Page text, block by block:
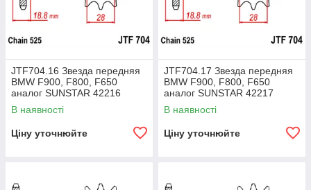
JTF704.16 Звезда передняя
BMW F900, F800, F650
аналог SUNSTAR 42216
В наявності
Ціну уточнюйте
JTF704.17 Звезда передняя
BMW F900, F800, F650
аналог SUNSTAR 42217
В наявності
Ціну уточнюйте